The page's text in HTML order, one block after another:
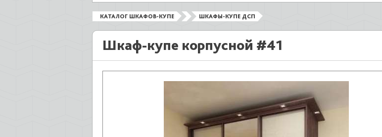
КАТАЛОГ ШКАФОВ-КУПЕ ШКАФЫ-КУПЕ ДСП
Шкаф-купе корпусной #41